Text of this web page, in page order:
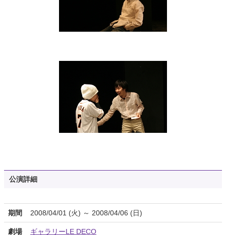
公演詳細
期間 2008/04/01 (火) ～ 2008/04/06 (日)
劇場 ギャラリーLE DECO